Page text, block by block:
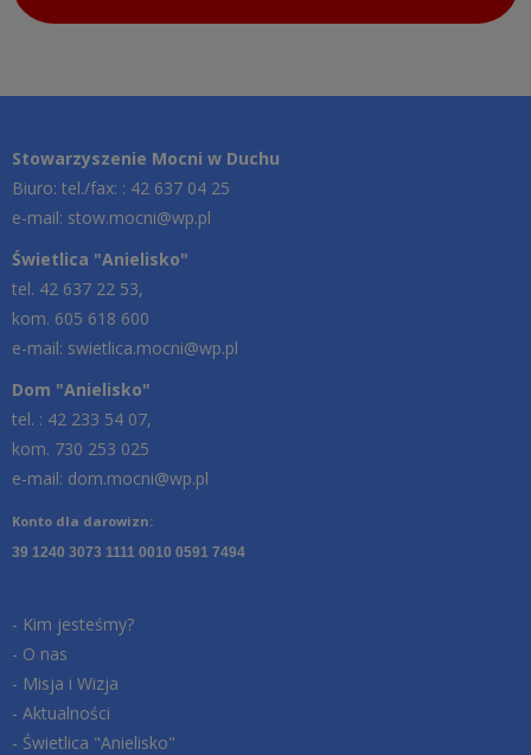
Stowarzyszenie Mocni w Duchu
Biuro: tel./fax: : 42 637 04 25
e-mail: stow.mocni@wp.pl
Świetlica "Anielisko"
tel. 42 637 22 53,
kom. 605 618 600
e-mail: swietlica.mocni@wp.pl
Dom "Anielisko"
tel. : 42 233 54 07,
kom. 730 253 025
e-mail: dom.mocni@wp.pl
Konto dla darowizn:
39 1240 3073 1111 0010 0591 7494
- Kim jesteśmy?
- O nas
- Misja i Wizja
- Aktualności
- Świetlica "Anielisko"